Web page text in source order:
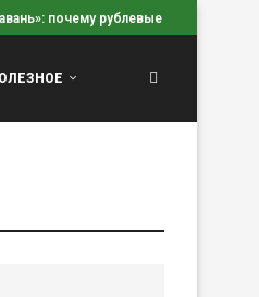
почему рублевые вклады...